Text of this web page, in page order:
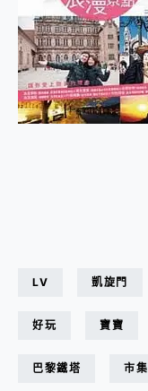
LV 凱旋門
好玩 寶寶
巴黎鐵塔 市集